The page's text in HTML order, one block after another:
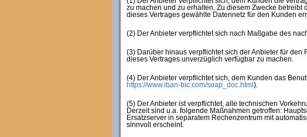
zu machen und zu erhalten. Zu diesem Zwecke betreibt
dieses Vertrages gewählte Datennetz für den Kunden
(2) Der Anbieter verpflichtet sich nach Maßgabe des
(3) Darüber hinaus verpflichtet sich der Anbieter für
dieses Vertrages unverzüglich verfügbar zu machen.
(4) Der Anbieter verpflichtet sich, dem Kunden das
https://www.iban-bic.com/soap_doc.html ).
(5) Der Anbieter ist verpflichtet, alle technischen
Derzeit sind u.a. folgende Maßnahmen getroffen:
Ersatzserver in separatem Rechenzentrum mit
sinnvoll erscheint.